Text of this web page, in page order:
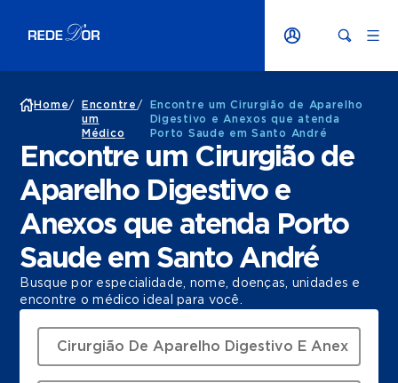
Home/
Encontre
um
Médico
/
Encontre um Cirurgião de Aparelho
Digestivo e Anexos que atenda
Porto Saude em Santo André
Encontre um Cirurgião de
Aparelho Digestivo e
Anexos que atenda Porto
Saude em Santo André
Busque por especialidade, nome, doenças, unidades e
encontre o médico ideal para você.